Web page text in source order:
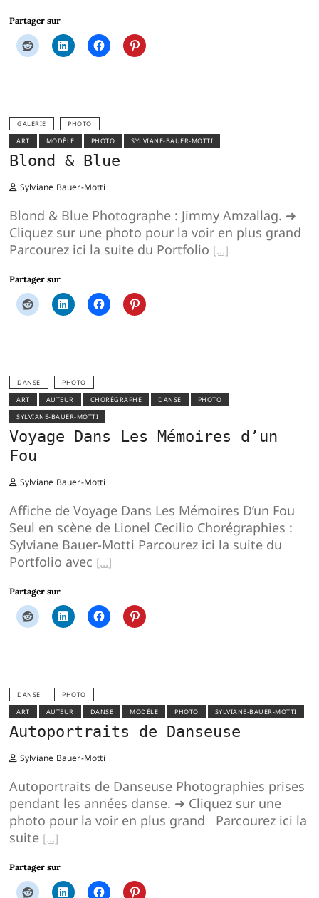
Partager sur
GALERIE
PHOTO
ART
MODÈLE PHOTO SYLVIANE-BAUER-MOTTI
Blond & Blue
Sylviane Bauer-Motti
Blond & Blue Photographe : Jimmy Amzallag. ➜
Cliquez sur une photo pour la voir en plus grand
Parcourez ici la suite du Portfolio
Partager sur
DANSE
PHOTO
ART
AUTEUR CHORÉGRAPHE DANSE
PHOTO
SYLVIANE-BAUER-MOTTI
Voyage Dans Les Mémoires d’un
Fou
Sylviane Bauer-Motti
Affiche de Voyage Dans Les Mémoires D’un Fou
Seul en scène de Lionel Cecilio Chorégraphies :
Sylviane Bauer-Motti Parcourez ici la suite du
Portfolio avec
Partager sur
DANSE
PHOTO
ART
AUTEUR DANSE MODÈLE PHOTO SYLVIANE-BAUER-MOTTI
Autoportraits de Danseuse
Sylviane Bauer-Motti
Autoportraits de Danseuse Photographies prises
pendant les années danse. ➜ Cliquez sur une
photo pour la voir en plus grand Parcourez ici la
suite
Partager sur